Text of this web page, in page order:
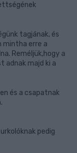
tagjának, és
mintha erre a
Reméljük,hogy a
adnak majd ki a
és a csapatnak
pedig